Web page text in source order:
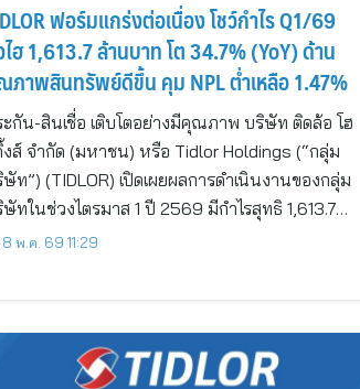
ฟอร์มแกร่งต่อเนื่อง โชว์กำไร Q1/69
ฮ 1,613.7 ล้านบาท โต 34.7% (YoY) ด้าน
าพสินทรัพย์ดีขึ้น คุม NPL ต่ำเหลือ 1.47%
กัน-สินเชื่อ เติบโตอย่างมีคุณภาพ บริษัท ติดล้อ โฮ
ส์ จำกัด (มหาชน) หรือ Tidlor Holdings (“กลุ่ม
ท”) (TIDLOR) เปิดเผยผลการดำเนินงานของกลุ่ม
ทในช่วงไตรมาส 1 ปี 2569 มีกำไรสุทธิ 1,613.7…
8 พ.ค. 69 11:29